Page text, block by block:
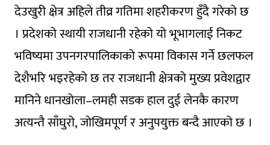
देउखुरी क्षेत्र अहिले तीव्र गतिमा शहरीकरण हुँदै गरेको छ
। प्रदेशको स्थायी राजधानी रहेको यो भूभागलाई निकट
भविष्यमा उपनगरपालिकाको रूपमा विकास गर्ने छलफल
देशैभरि भइरहेको छ तर राजधानी क्षेत्रको मुख्य प्रवेशद्वार
मानिने धानखोला–लमही सडक हाल दुई लेनकै कारण
अत्यन्तै साँघुरो, जोखिमपूर्ण र अनुपयुक्त बन्दै आएको छ ।